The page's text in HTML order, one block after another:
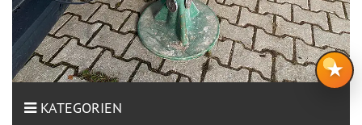
KATEGORIEN
★